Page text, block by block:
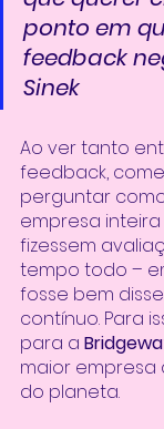
ponto em
feedback
Sinek
Ao ver tanto
feedback,
perguntar
empresa
fizessem
tempo todo –
fosse bem
contínuo. Para
para a
maior
do planeta.